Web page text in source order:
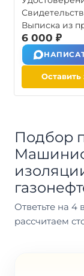
Выписка из
6 000 ₽
Оставить
Подбор
Ответьте на
рассчитаем